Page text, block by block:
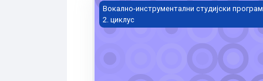
Флаута, мастер, Стијачић
Вокално-инструментални студијски програм,
2. циклус